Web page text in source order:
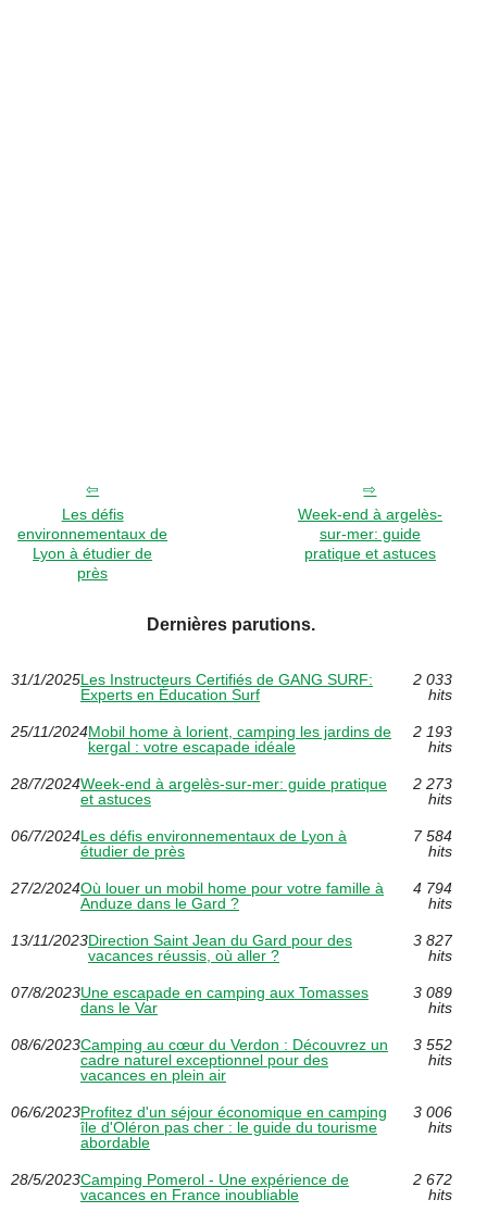
Les défis
environnementaux de
Lyon à étudier de
près
Week-end à argelès-
sur-mer: guide
pratique et astuces
Dernières parutions.
31/1/2025Les Instructeurs Certifiés de GANG SURF:
Experts en Éducation Surf
2 033
hits
25/11/2024Mobil home à lorient, camping les jardins de
kergal : votre escapade idéale
2 193
hits
28/7/2024Week-end à argelès-sur-mer: guide pratique
et astuces
2 273
hits
06/7/2024Les défis environnementaux de Lyon à
étudier de près
7 584
hits
27/2/2024Où louer un mobil home pour votre famille à
Anduze dans le Gard ?
4 794
hits
13/11/2023Direction Saint Jean du Gard pour des
vacances réussis, où aller ?
3 827
hits
07/8/2023Une escapade en camping aux Tomasses
dans le Var
3 089
hits
08/6/2023Camping au cœur du Verdon : Découvrez un
cadre naturel exceptionnel pour des
vacances en plein air
3 552
hits
06/6/2023Profitez d'un séjour économique en camping
île d'Oléron pas cher : le guide du tourisme
abordable
3 006
hits
28/5/2023Camping Pomerol - Une expérience de
vacances en France inoubliable
2 672
hits